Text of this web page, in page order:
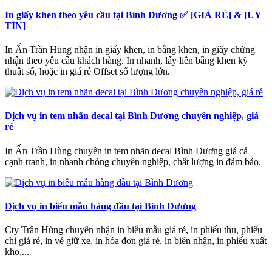
In giấy khen theo yêu cầu tại Bình Dương ✅ [GIÁ RẺ] & [UY
TÍN]
In Ấn Trần Hùng nhận in giấy khen, in bằng khen, in giấy chứng
nhận theo yêu cầu khách hàng. In nhanh, lấy liền bằng khen kỹ
thuật số, hoặc in giá rẻ Offset số lượng lớn.
Dịch vụ in tem nhãn decal tại Bình Dương chuyên nghiệp, giá
rẻ
In Ấn Trần Hùng chuyên in tem nhãn decal Bình Dương giá cả
cạnh tranh, in nhanh chóng chuyên nghiệp, chất lượng in đảm bảo.
Dịch vụ in biểu mẫu hàng đầu tại Bình Dương
Cty Trần Hùng chuyên nhận in biểu mẫu giá rẻ, in phiếu thu, phiếu
chi giá rẻ, in vé giữ xe, in hóa đơn giá rẻ, in biên nhận, in phiếu xuất
kho,...